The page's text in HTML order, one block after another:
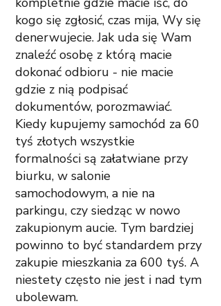
kogo się zgłosić, czas mija, Wy się
denerwujecie. Jak uda się Wam
znaleźć osobę z którą macie
dokonać odbioru - nie macie
gdzie z nią podpisać
dokumentów, porozmawiać.
Kiedy kupujemy samochód za 60
tyś złotych wszystkie
formalności są załatwiane przy
biurku, w salonie
samochodowym, a nie na
parkingu, czy siedząc w nowo
zakupionym aucie. Tym bardziej
powinno to być standardem przy
zakupie mieszkania za 600 tyś. A
niestety często nie jest i nad tym
ubolewam.